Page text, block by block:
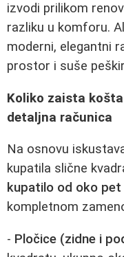
izvodi prilikom
razliku u komforu.
moderni, elegantni
prostor i suše
Koliko zaista
detaljna računica
Na osnovu
kupatila slične
kupatilo od oko
kompletnom
- Pločice (zidne i